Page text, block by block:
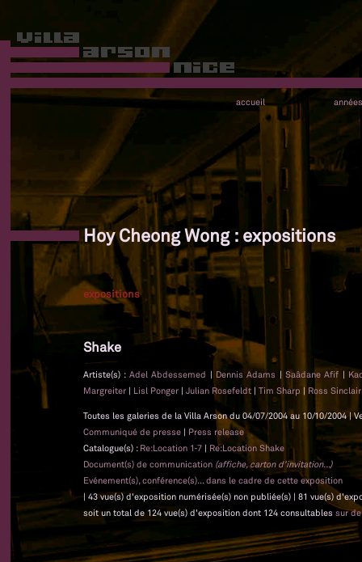
accueil années
Hoy Cheong Wong : expositions
expositions
Shake
Artiste(s) : Adel Abdessemed | Dennis Adams | Saâdane Afif |
Margreiter | Lisl Ponger | Julian Rosefeldt | Tim Sharp | Ross
Toutes les galeries de la Villa Arson du 04/07/2004 au 10/10/2004 |
Communiqué de presse | Press release
Catalogue(s) : Re:Location 1-7 | Re:Location Shake
Document(s) de communication (affiche, carton d'invitation...)
Evénement(s), conférence(s)... dans le cadre de cette exposition
| 43 vue(s) d'exposition numérisée(s) non publiée(s) | 81 vue(s)
soit un total de 124 vue(s) d'exposition dont 124 consultables sur